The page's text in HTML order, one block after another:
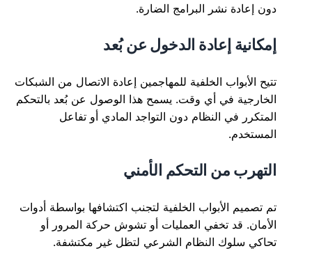
دون إعادة نشر البرامج الضارة.
إمكانية إعادة الدخول عن بُعد
تتيح الأبواب الخلفية للمهاجمين إعادة الاتصال من الشبكات
الخارجية في أي وقت. يسمح هذا الوصول عن بُعد بالتحكم
المتكرر في النظام دون التواجد المادي أو تفاعل
المستخدم.
التهرب من التحكم الأمني
تم تصميم الأبواب الخلفية لتجنب اكتشافها بواسطة أدوات
الأمان. قد تخفي العمليات أو تشوش حركة المرور أو
تحاكي سلوك النظام الشرعي لتظل غير مكتشفة.